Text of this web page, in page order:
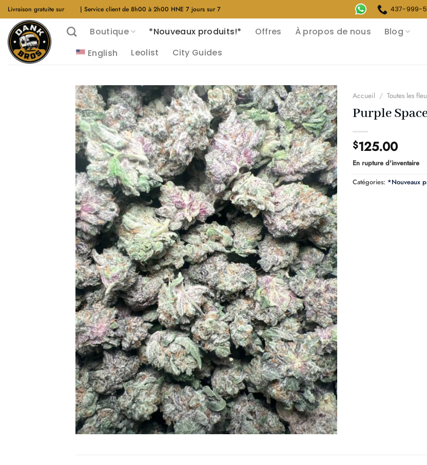
Aller
au
contenu
Livraison gratuite sur | Service client de 8h00 à 2h00 HNE 7 jours sur 7 437-999-
Boutique *Nouveaux produits!* Offres À propos de nous
Blog
English
Leolist City Guides
Accueil / Toutes les
Purple
$125.00
En rupture d'inventaire
Catégories: *Nouveaux